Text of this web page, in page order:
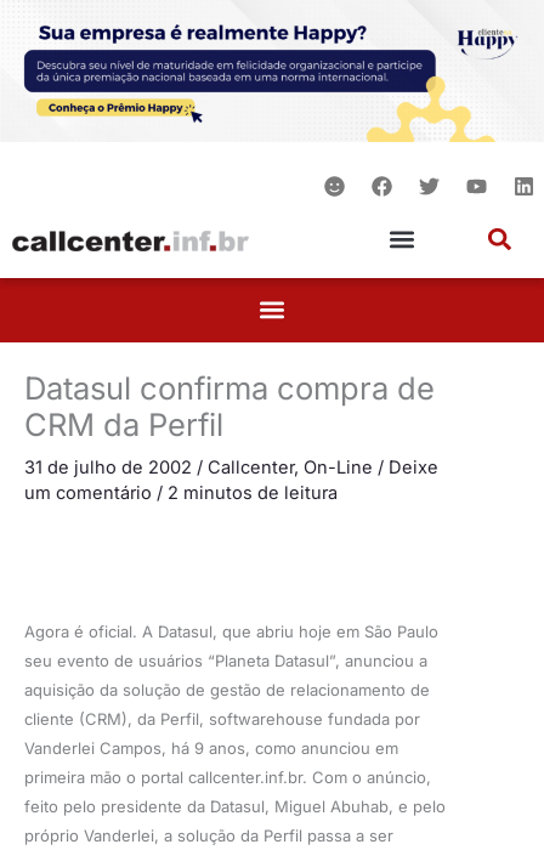
conteúdo
S
m
F
a
e
b
o
T
w
e
Y
o
b
L
i
d
Datasul confirma compra de
CRM da Perfil
31 de julho de 2002 / Callcenter, On-Line / Deixe
um comentário / 2 minutos de leitura
Agora é oficial. A Datasul, que abriu hoje em São Paulo
seu evento de usuários “Planeta Datasul”, anunciou a
aquisição da solução de gestão de relacionamento de
cliente (CRM), da Perfil, softwarehouse fundada por
Vanderlei Campos, há 9 anos, como anunciou em
primeira mão o portal callcenter.inf.br. Com o anúncio,
feito pelo presidente da Datasul, Miguel Abuhab, e pelo
próprio Vanderlei, a solução da Perfil passa a ser